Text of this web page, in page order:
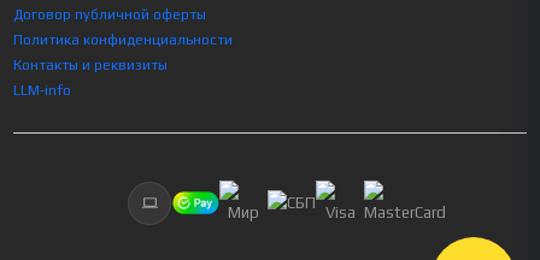
Договор публичной оферты
Политика конфиденциальности
Контакты и реквизиты
LLM-info